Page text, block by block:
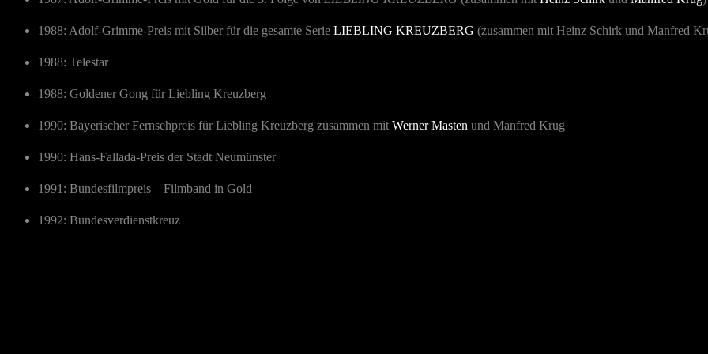
1988: Adolf-Grimme-Preis mit Silber für die gesamte Serie LIEBLING KREUZBERG (zusammen mit Heinz Schirk und Manfred
1988: Telestar
1988: Goldener Gong für Liebling Kreuzberg
1990: Bayerischer Fernsehpreis für Liebling Kreuzberg zusammen mit Werner Masten und Manfred Krug
1990: Hans-Fallada-Preis der Stadt Neumünster
1991: Bundesfilmpreis – Filmband in Gold
1992: Bundesverdienstkreuz